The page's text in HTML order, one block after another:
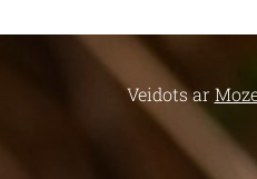
Veidots ar